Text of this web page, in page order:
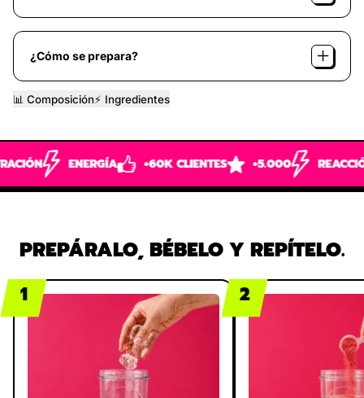
¿Cómo se prepara?
📊 Composición⚡️ Ingredientes
+60K CLIENTES +5.000 REACCIÓN SIN
PREPÁRALO, BÉBELO Y REPÍTELO.
1 2